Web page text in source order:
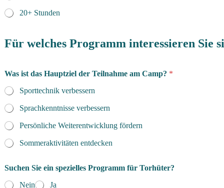
20+ Stunden
Für welches Programm interessieren Sie
Was ist das Hauptziel der Teilnahme am Camp? *
Sporttechnik verbessern
Sprachkenntnisse verbessern
Persönliche Weiterentwicklung fördern
Sommeraktivitäten entdecken
Suchen Sie ein spezielles Programm für Torhüter?
Nein
Ja